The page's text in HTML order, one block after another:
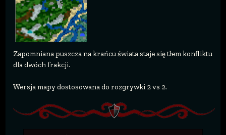
Zapomniana puszcza na krańcu świata staje się tłem konfliktu
dla dwóch frakcji.
Wersja mapy dostosowana do rozgrywki 2 vs 2.